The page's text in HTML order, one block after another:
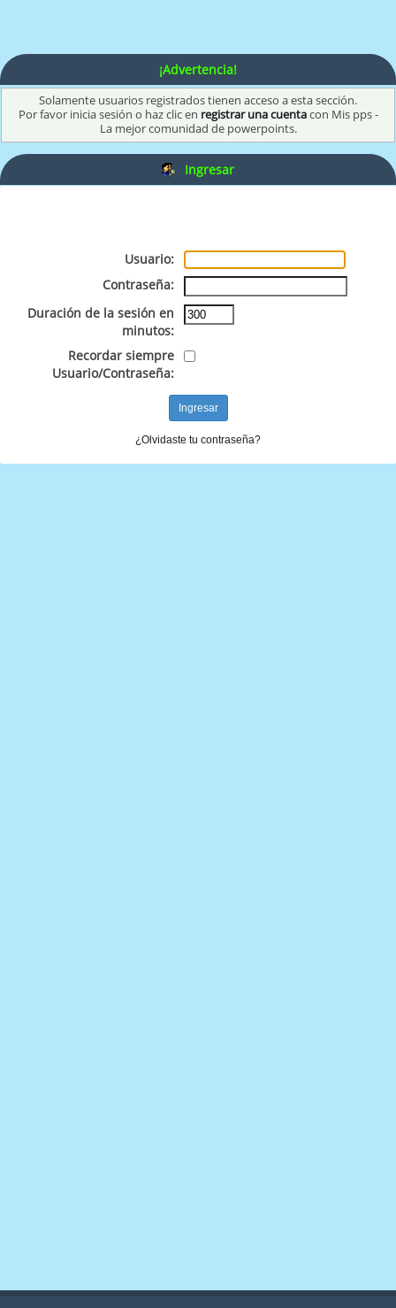
¡Advertencia!
Solamente usuarios registrados tienen acceso a esta sección.
Por favor inicia sesión o haz clic en registrar una cuentacon Mis pps -
La mejor comunidad de powerpoints.
Ingresar
Usuario:
Contraseña:
Duración de la sesión en
minutos:
Recordar siempre
Usuario/Contraseña:
¿Olvidaste tu contraseña?